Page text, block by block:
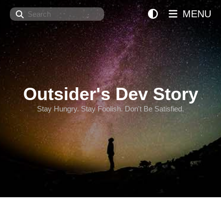
Search
Outsider's Dev Story
Stay Hungry. Stay Foolish. Don't Be Satisfied.
MENU